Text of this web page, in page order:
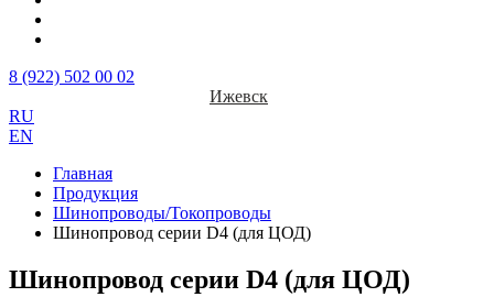
8 (922) 502 00 02
Ижевск
RU
EN
Главная
Продукция
Шинопроводы/Токопроводы
Шинопровод серии D4 (для ЦОД)
Шинопровод серии D4 (для ЦОД)